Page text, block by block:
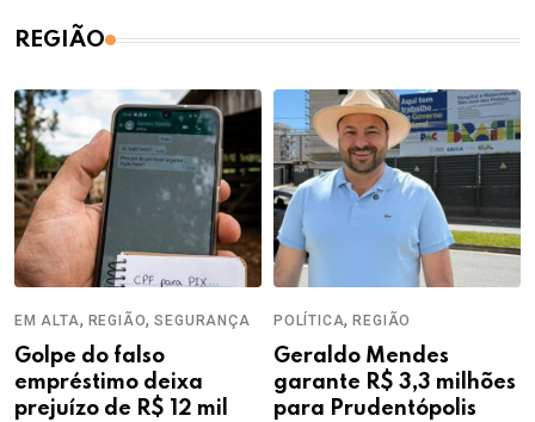
REGIÃO
EM ALTA, REGIÃO,SEGURANÇA
Golpe do falso
empréstimo deixa
prejuízo de R$ 12 mil
POLÍTICA,REGIÃO
Geraldo Mendes
garante R$ 3,3 milhões
para Prudentópolis